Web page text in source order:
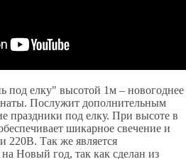
под елку" высотой 1м – новогоднее
Послужит дополнительным
праздники под елку. При высоте в
шикарное свечение и
220В. Так же является
Новый год, так как сделан из